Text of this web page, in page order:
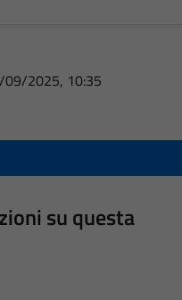
09/2025, 10:35
su questa